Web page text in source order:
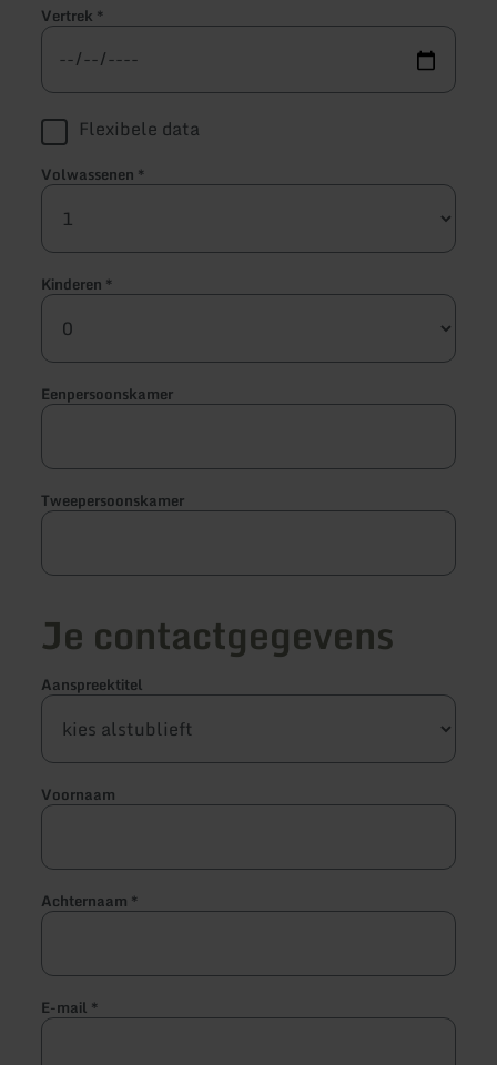
Vertrek *
Flexibele data
Volwassenen *
Kinderen *
Eenpersoonskamer
Tweepersoonskamer
Je contactgegevens
Aanspreektitel
Voornaam
Achternaam *
E-mail *